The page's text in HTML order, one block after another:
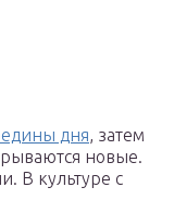
дня, затем
новые.
В культуре с